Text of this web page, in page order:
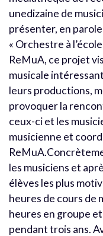
unedizaine de
présenter, en
« Orchestre à
ReMuA, ce projet
musicale
leurs productions,
provoquer la
ceux-ci et les
musicienne et
les musiciens et
élèves les plus
heures de cours de
heures en groupe
pendant trois ans.